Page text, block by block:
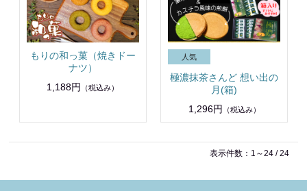
もりの和っ菓（焼きドー
ナツ）
1,188円
（税込み）
極濃抹茶さんど 想い出の
月(箱)
1,296円
（税込み）
表示件数：1～24 / 24